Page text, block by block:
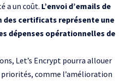
a un coût. L’envoi d’emails de
des certificats représente une
dépenses opérationnelles de
Let’s Encrypt pourra allouer
priorités, comme l’amélioration